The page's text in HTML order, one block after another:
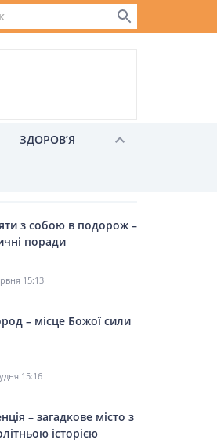
ЗДОРОВ’Я
з собою в подорож –
поради
15:13
– місце Божої сили
15:16
– загадкове місто з
історією